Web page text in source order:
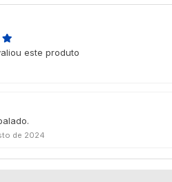
este produto
de 2024